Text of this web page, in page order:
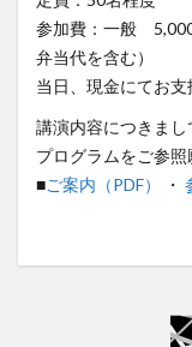
参加費：一般
弁当代を含む）
当日、現金にてお支
講演内容につきま
プログラムをご参照
■ご案内（PDF） ・